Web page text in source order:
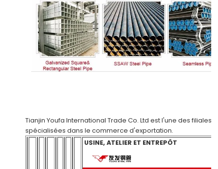
Tianjin Youfa International Trade Co. Ltd est l'une des filiales
spécialisées dans le commerce d'exportation.
USINE, ATELIER ET ENTREPÔT